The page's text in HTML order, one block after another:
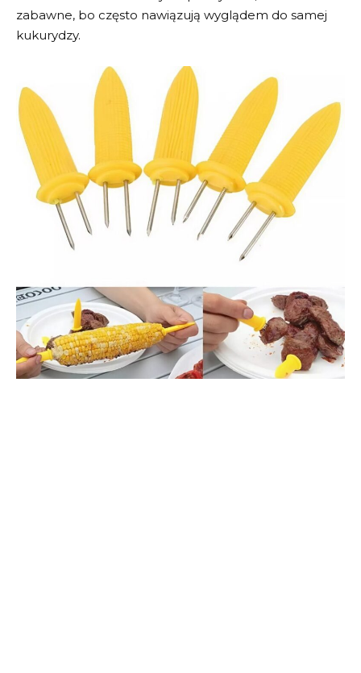
zabawne, bo często nawiązują wyglądem do samej
kukurydzy.